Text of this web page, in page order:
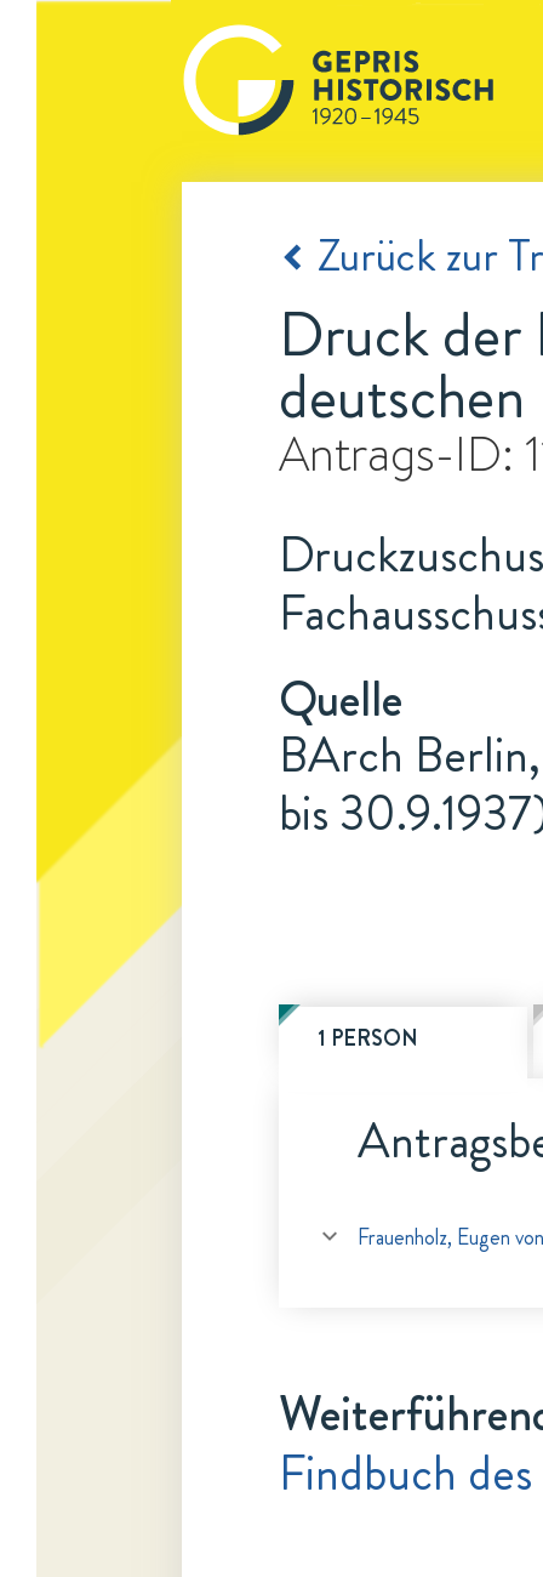
Zurück zur
Druck der
Antrags-ID:
Quelle
BArch
bis
1 PERSON
Frauenholz, Eugen von
Findbuch